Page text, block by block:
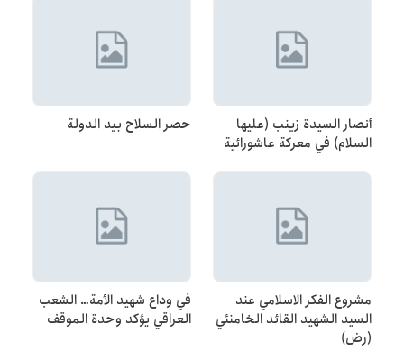
أنصار السيدة زينب (عليها
السلام) في معركة عاشورائية
حصر السلاح بيد الدولة
مشروع الفكر الاسلامي عند
السيد الشهيد القائد الخامنئي
(رض)
في وداع شهيد الأمة… الشعب
العراقي يؤكد وحدة الموقف